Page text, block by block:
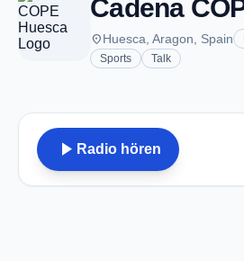
placeHuesca, Aragon, Spain
Sports
Talk
play_arrow Radio hören